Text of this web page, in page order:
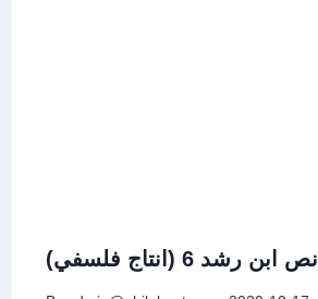
نص ابن رشد 6 (انتاج فلسفي)